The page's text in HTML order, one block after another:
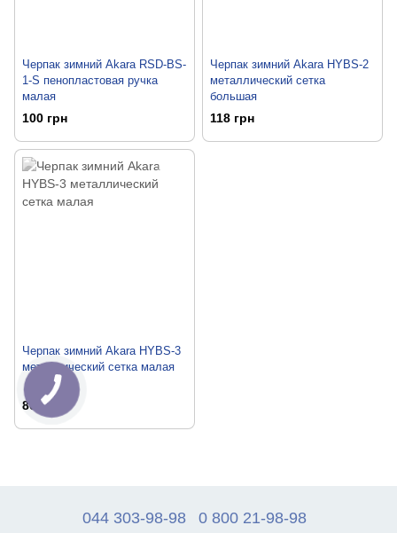
Черпак зимний Akara RSD-BS-
1-S пенопластовая ручка
малая
100 грн
Черпак зимний Akara HYBS-2
металлический сетка
большая
118 грн
Черпак зимний Akara HYBS-3
металлический сетка малая
80 грн
044 303-98-98 0 800 21-98-98